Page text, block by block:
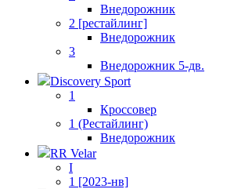
Внедорожник
2 [рестайлинг]
Внедорожник
3
Внедорожник 5-дв.
Discovery Sport
1
Кроссовер
1 (Рестайлинг)
Внедорожник
RR Velar
I
1 [2023-нв]